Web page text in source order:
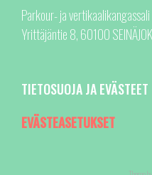
Parkour- ja vertikaalikangassali
Yrittäjäntie 8, 60100
TIETOSUOJA JA EVÄSTEET
EVÄSTEASETUKSET